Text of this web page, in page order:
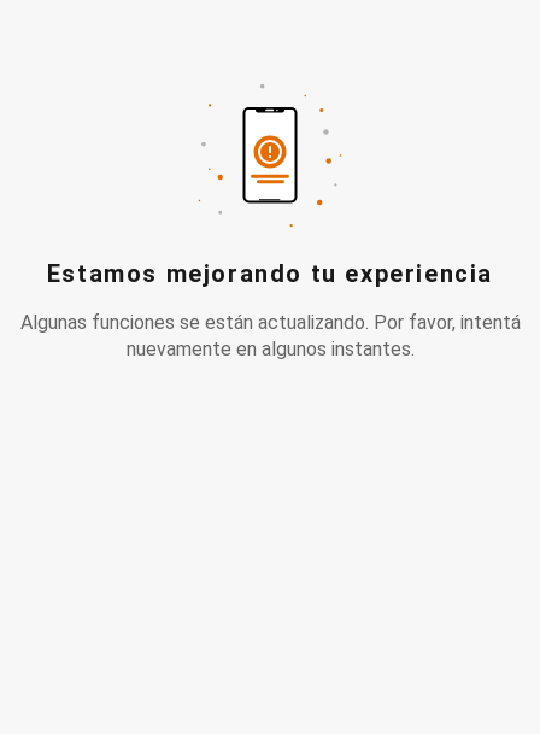
Estamos mejorando tu experiencia
Algunas funciones se están actualizando. Por favor, intentá
nuevamente en algunos instantes.